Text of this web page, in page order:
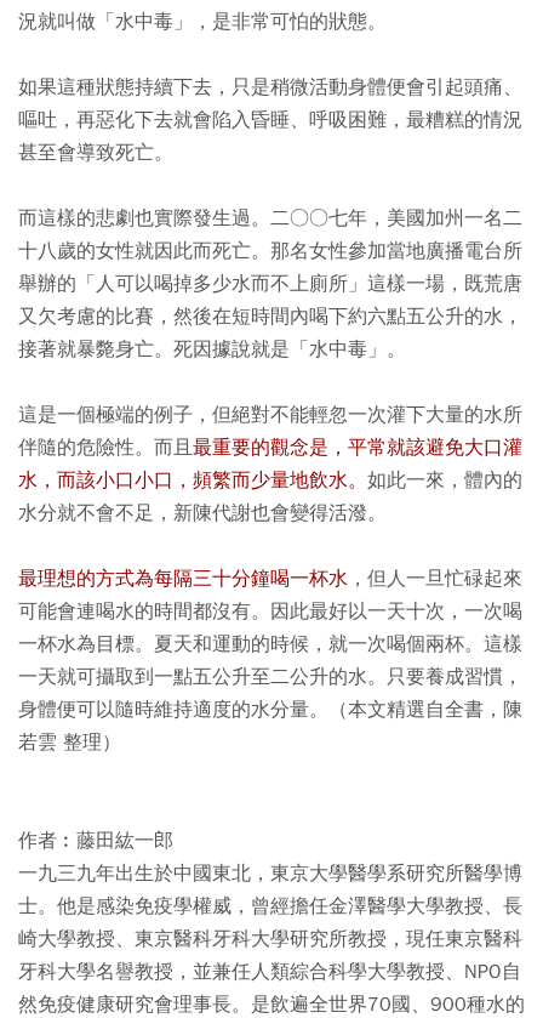
況就叫做「水中毒」，是非常可怕的狀態。
如果這種狀態持續下去，只是稍微活動身體便會引起頭痛、
嘔吐，再惡化下去就會陷入昏睡、呼吸困難，最糟糕的情況
甚至會導致死亡。
而這樣的悲劇也實際發生過。二○○七年，美國加州一名二
十八歲的女性就因此而死亡。那名女性參加當地廣播電台所
舉辦的「人可以喝掉多少水而不上廁所」這樣一場，既荒唐
又欠考慮的比賽，然後在短時間內喝下約六點五公升的水，
接著就暴斃身亡。死因據說就是「水中毒」。
這是一個極端的例子，但絕對不能輕忽一次灌下大量的水所
伴隨的危險性。而且最重要的觀念是，平常就該避免大口灌
水，而該小口小口，頻繁而少量地飲水。 如此一來，體內的
水分就不會不足，新陳代謝也會變得活潑。
最理想的方式為每隔三十分鐘喝一杯水 ，但人一旦忙碌起來
可能會連喝水的時間都沒有。因此最好以一天十次，一次喝
一杯水為目標。夏天和運動的時候，就一次喝個兩杯。這樣
一天就可攝取到一點五公升至二公升的水。只要養成習慣，
身體便可以隨時維持適度的水分量。（本文精選自全書，陳
若雲 整理）
作者︰藤田紘一郎
一九三九年出生於中國東北，東京大學醫學系研究所醫學博
士。他是感染免疫學權威，曾經擔任金澤醫學大學教授、長
崎大學教授、東京醫科牙科大學研究所教授，現任東京醫科
牙科大學名譽教授，並兼任人類綜合科學大學教授、NPO自
然免疫健康研究會理事長。是飲遍全世界70國、900種水的